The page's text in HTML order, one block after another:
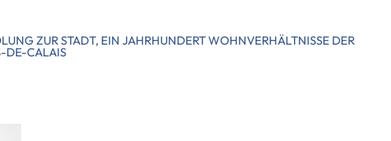
ZUR STADT, EIN JAHRHUNDERT WOHNVERHÄLTNISSE DER
DE-CALAIS